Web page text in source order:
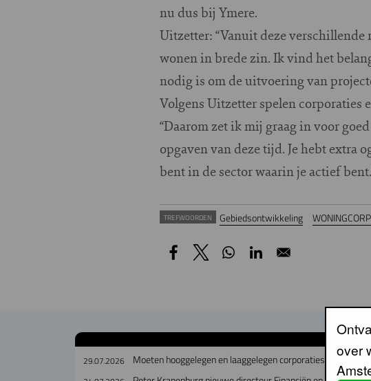
nu dus bij Ymere.
Uitzetter: “Vanuit deze
wonen in brede zin. Ik vind het
nodig is om de uitvoering van
Volgens Uitzetter spelen
“Daarom zet ik mij graag in voor
opgaven van deze tijd. Je hebt extra
bent in de sector waarin je actief
TREFWOORDEN Gebiedsontwikkeling
29.07.2026 Moeten hooggelegen en laaggelegen corporaties fuseren?
over